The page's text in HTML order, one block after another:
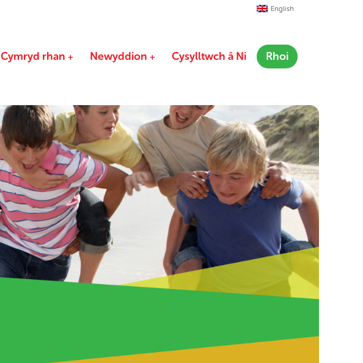
English
Cymryd rhan Newyddion Cysylltwch â Ni Rhoi